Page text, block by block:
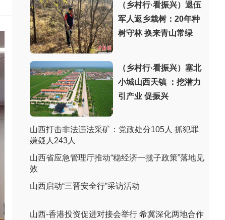
（乡村行·看振兴）退伍
军人返乡栽树：20年种
树守林 换来青山常绿
（乡村行·看振兴）塞北
小城山西天镇 ：挖潜力
引产业 促振兴
山西打击非法违法采矿：党政处分105人 抓犯罪
嫌疑人243人
山西省应急管理厅推动“稳经济一揽子政策”落地见
效
山西启动“三晋安全行”采访活动
山西-香港投资促进对接会举行 希冀深化两地合作